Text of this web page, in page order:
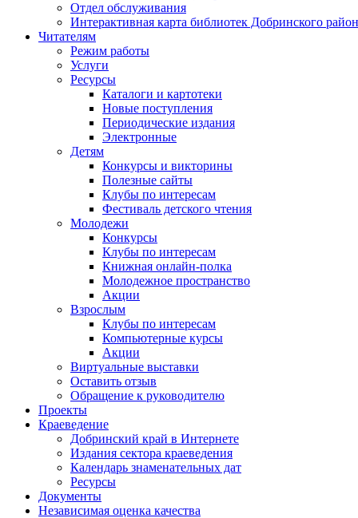
Отдел обслуживания
Интерактивная карта библиотек Добринского
Читателям
Режим работы
Услуги
Ресурсы
Каталоги и картотеки
Новые поступления
Периодические издания
Электронные
Детям
Конкурсы и викторины
Полезные сайты
Клубы по интересам
Фестиваль детского чтения
Молодежи
Конкурсы
Клубы по интересам
Книжная онлайн-полка
Молодежное пространство
Акции
Взрослым
Клубы по интересам
Компьютерные курсы
Акции
Виртуальные выставки
Оставить отзыв
Обращение к руководителю
Проекты
Краеведение
Добринский край в Интернете
Издания сектора краеведения
Календарь знаменательных дат
Ресурсы
Документы
Независимая оценка качества